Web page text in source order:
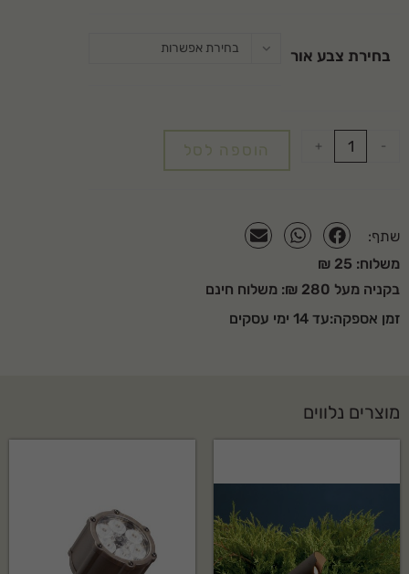
בחירת צבע אור בחירת אפשרות
-
+ הוספה לסל
שתף:
משלוח: 25 ₪
בקניה מעל 280 ₪: משלוח חינם
זמן אספקה:עד 14 ימי עסקים
מוצרים נלווים